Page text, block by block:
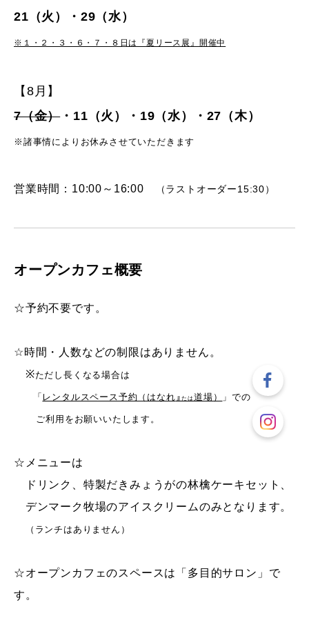
21（火）・29（水）
※１・２・３・６・７・８日は『夏リース展』開催中
【8月】
7（金）・11（火）・19（水）・27（木）
※諸事情によりお休みさせていただきます
営業時間：10:00～16:00 （ラストオーダー15:30）
オープンカフェ概要
☆予約不要です。
☆時間・人数などの制限はありません。
※ただし長くなる場合は
「 レンタルスペース予約（はなれ または道場） 」での
ご利用をお願いいたします。
☆メニューは
ドリンク、特製だきみょうがの林檎ケーキセット、
デンマーク牧場のアイスクリームのみとなります。
（ランチはありません）
☆オープンカフェのスペースは「多目的サロン」で
す。